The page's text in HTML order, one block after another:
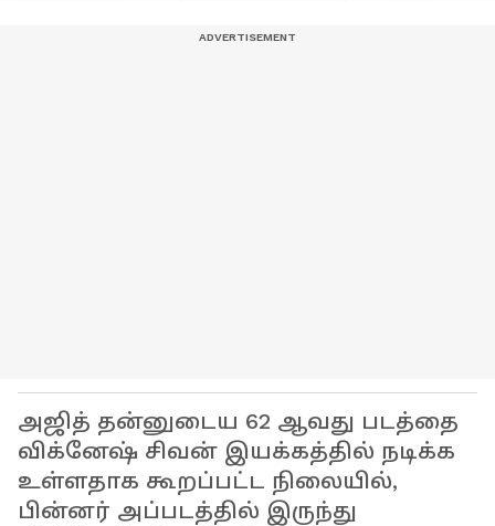
அஜித் தன்னுடைய 62 ஆவது படத்தை
விக்னேஷ் சிவன் இயக்கத்தில் நடிக்க
உள்ளதாக கூறப்பட்ட நிலையில்,
பின்னர் அப்படத்தில் இருந்து